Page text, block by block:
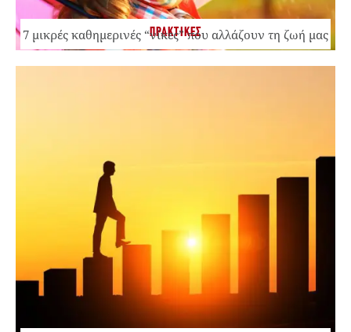
ΠΡΑΚΤΙΚΕΣ
7 μικρές καθημερινές “νίκες” που αλλάζουν τη ζωή μας